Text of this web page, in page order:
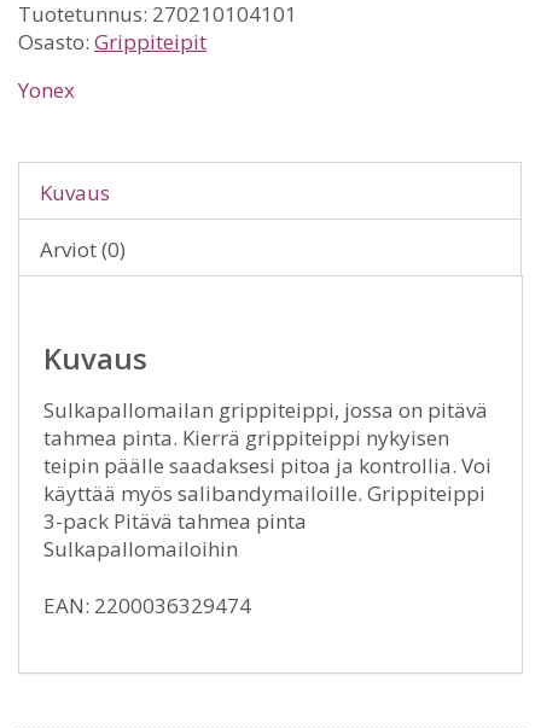
Tuotetunnus: 270210104101
Osasto: Grippiteipit
Yonex
Kuvaus
Arviot (0)
Kuvaus
Sulkapallomailan grippiteippi, jossa on pitävä
tahmea pinta. Kierrä grippiteippi nykyisen
teipin päälle saadaksesi pitoa ja kontrollia. Voi
käyttää myös salibandymailoille. Grippiteippi
3-pack Pitävä tahmea pinta
Sulkapallomailoihin
EAN: 2200036329474